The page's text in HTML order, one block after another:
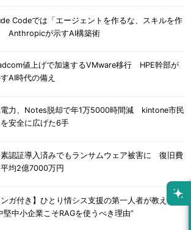
Codeでは「エージェントを作るな、スキルを作
Anthropicが示すAI構築術
値上げで加速するVMware移行 HPE幹部が
AI時代の備え
力、Notes脱却で年1万5000時間減 kintone市民
安全に広げた6手
素認証導入済みでもランサムウェア被害に 復旧費
均2億7000万円
ンガ付き】ひとり情シス支援の第一人者が教え
堅中小企業こそRAGを使うべき理由”